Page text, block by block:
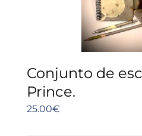
Conjunto de
Prince.
25.00€